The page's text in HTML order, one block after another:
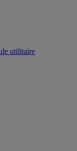
utilitaire